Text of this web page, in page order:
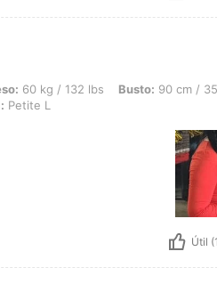
Busto: 90 cm / 35 in, Cintura: 83 cm
60 kg / 132 lbs Busto: 90 cm /
Petite L
Útil